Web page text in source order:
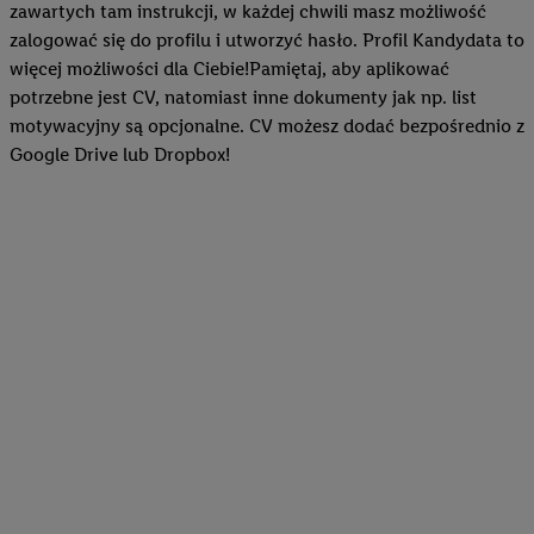
zawartych tam instrukcji, w każdej chwili masz możliwość
zalogować się do profilu i utworzyć hasło. Profil Kandydata to
więcej możliwości dla Ciebie!Pamiętaj, aby aplikować
potrzebne jest CV, natomiast inne dokumenty jak np. list
motywacyjny są opcjonalne. CV możesz dodać bezpośrednio z
Google Drive lub Dropbox!
pomiaru wydajności/skuteczności reklamy, badania grup
opracowywania ofert oraz zapewnienia bezpieczeństwa
optymalizacji wyświetlania konkretnych treści.
Jeśli użytkownik wyrazi zgodę w tym miejscu, a następnie
lub zaloguje się na istniejące konto Lidl Plus, możemy również